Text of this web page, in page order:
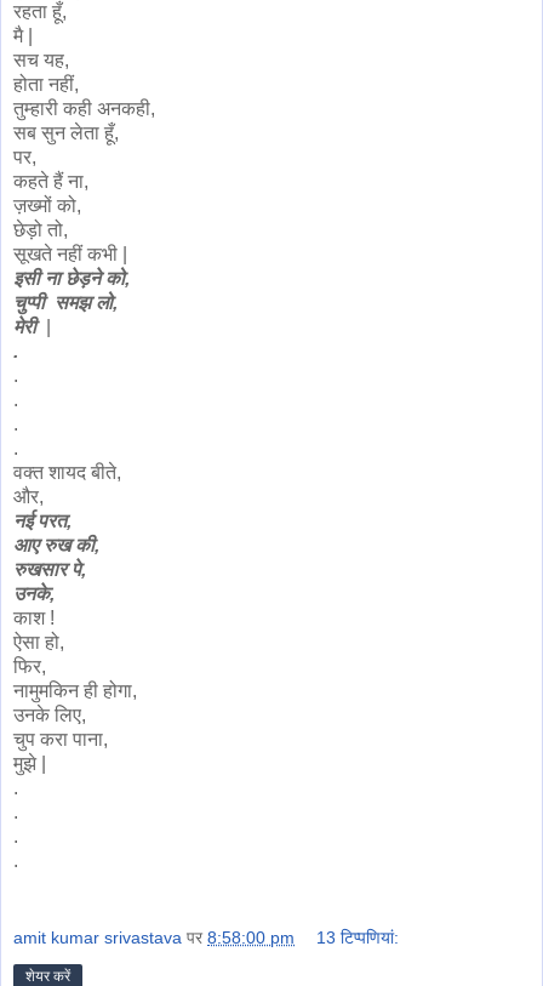
रहता हूँ,
मै |
सच यह,
होता नहीं,
तुम्हारी कही अनकही,
सब सुन लेता हूँ,
पर,
कहते हैं ना,
ज़ख्मों को,
छेड़ो तो,
सूखते नहीं कभी |
इसी ना छेड़ने को,
चुप्पी समझ लो,
मेरी
.
.
.
.
.
वक्त शायद बीते,
और,
नई परत,
आए रुख की,
रुखसार पे,
उनके,
काश !
ऐसा हो,
फिर,
नामुमकिन ही होगा,
उनके लिए,
चुप करा पाना,
मुझे |
.
.
.
.
amit kumar srivastava पर 8:58:00 pm 13 टिप्‍पणियां:
शेयर करें